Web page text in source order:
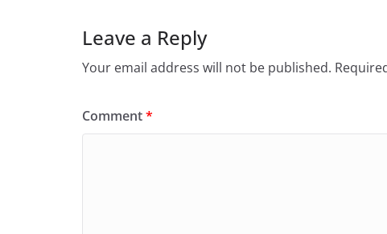
Leave a Reply
Your email address will not be published.
Comment*